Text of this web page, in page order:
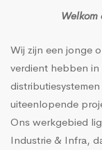
Welkom
Wij zijn een jonge
verdient hebben in
uiteenlopende
Ons werkgebied
Industrie & Infra,